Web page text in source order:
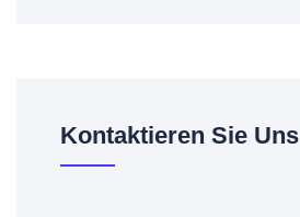
Kontaktieren Sie Uns